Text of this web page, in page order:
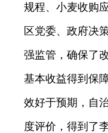
规程、 小麦收购
区党委、政府决
强监管，确保了
基本收益得到保
效好于预期，自
度评价，得到了